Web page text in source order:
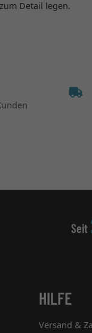
Detail legen.
Seit
HILFE
Versand &